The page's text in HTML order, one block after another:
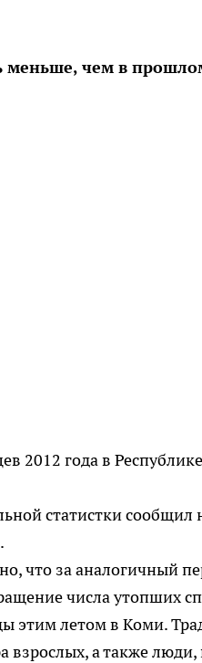
меньше, чем в
2012 года в
статистки
что за аналогичный
числа утопших
этим летом в Коми.
взрослых, а также